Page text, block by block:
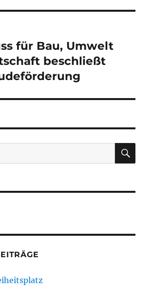
für Bau, Umwelt
beschließt